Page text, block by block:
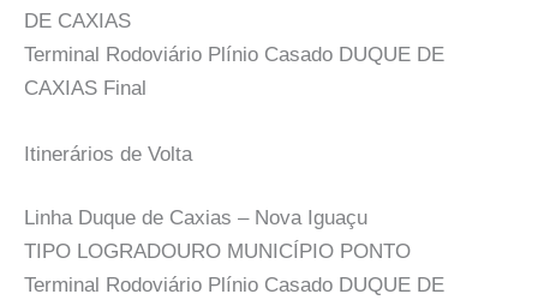
DE CAXIAS
Terminal Rodoviário Plínio Casado DUQUE DE
CAXIAS Final
Itinerários de Volta
Linha Duque de Caxias – Nova Iguaçu
TIPO LOGRADOURO MUNICÍPIO PONTO
Terminal Rodoviário Plínio Casado DUQUE DE